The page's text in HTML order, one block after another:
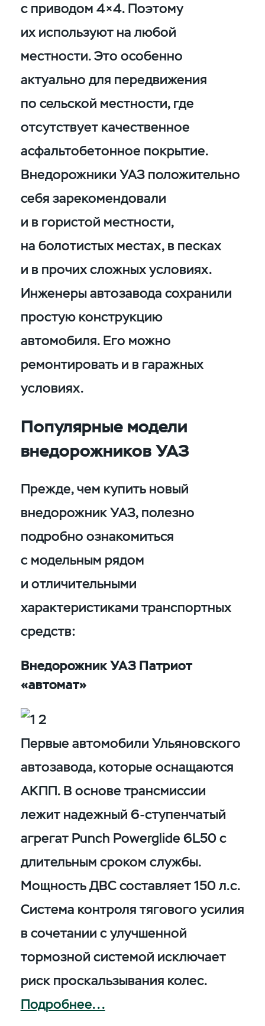
с приводом 4×4. Поэтому
их используют на любой
местности. Это особенно
актуально для передвижения
по сельской местности, где
отсутствует качественное
асфальтобетонное покрытие.
Внедорожники УАЗ положительно
себя зарекомендовали
и в гористой местности,
на болотистых местах, в песках
и в прочих сложных условиях.
Инженеры автозавода сохранили
простую конструкцию
автомобиля. Его можно
ремонтировать и в гаражных
условиях.
Популярные модели
внедорожников УАЗ
Прежде, чем купить новый
внедорожник УАЗ, полезно
подробно ознакомиться
с модельным рядом
и отличительными
характеристиками транспортных
средств:
Внедорожник УАЗ Патриот
«автомат»
Первые автомобили Ульяновского
автозавода, которые оснащаются
АКПП. В основе трансмиссии
лежит надежный 6-ступенчатый
агрегат Punch Powerglide 6L50 с
длительным сроком службы.
Мощность ДВС составляет 150 л.с.
Система контроля тягового усилия
в сочетании с улучшенной
тормозной системой исключает
риск проскальзывания колес.
Подробнее...